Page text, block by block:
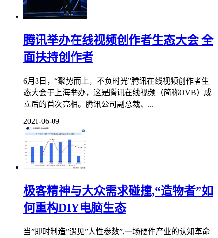
腾讯举办在线视频创作者生态大会 全
面扶持创作者
6月8日，“聚势而上，不负时光”腾讯在线视频创作者生
态大会于上海举办，这是腾讯在线视频（简称OVB）成
立后的首次亮相。腾讯公司副总裁、...
2021-06-09
极客精神与大众需求碰撞,“造物者”如
何重构DIY电脑生态
当”即时制造”遇见”人性参数”,一场硬件产业的认知革命